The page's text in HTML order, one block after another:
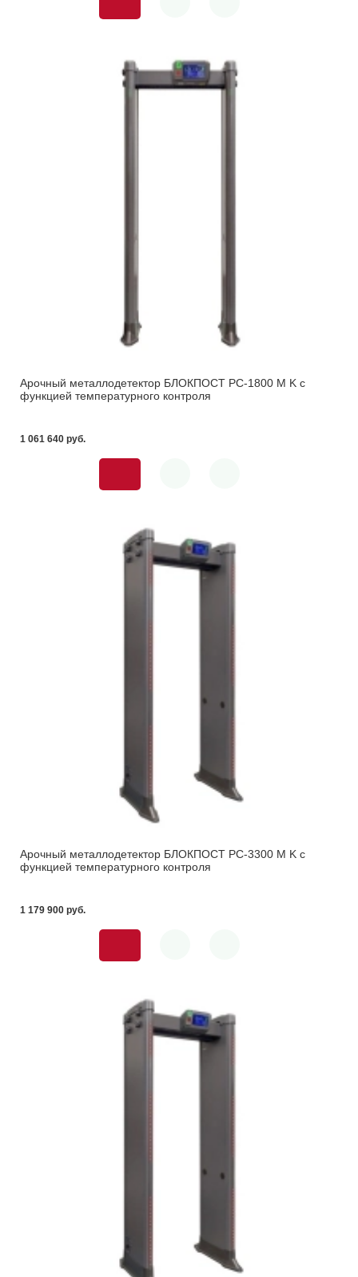
Арочный металлодетектор БЛОКПОСТ PC-1800 M K с
функцией температурного контроля
1 061 640 pуб.
Арочный металлодетектор БЛОКПОСТ PC-3300 M K с
функцией температурного контроля
1 179 900 pуб.